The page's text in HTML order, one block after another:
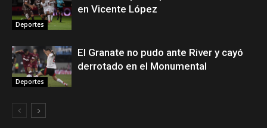
Deportes
en Vicente López
Deportes
El Granate no pudo ante River y cayó
derrotado en el Monumental